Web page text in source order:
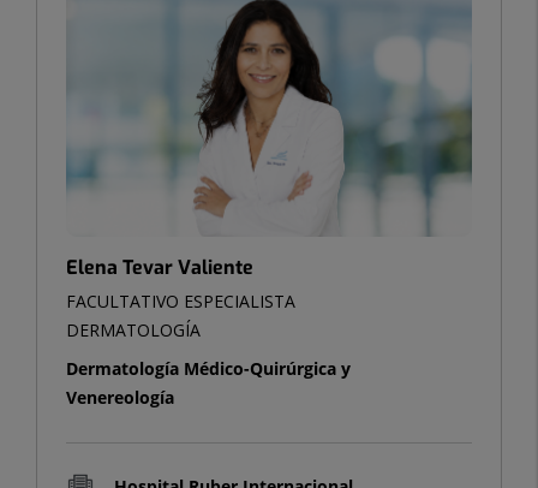
Elena Tevar Valiente
FACULTATIVO ESPECIALISTA
DERMATOLOGÍA
Dermatología Médico-Quirúrgica y
Venereología